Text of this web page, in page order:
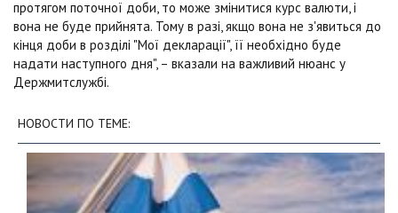
протягом поточної доби, то може змінитися курс валюти, і
вона не буде прийнята. Тому в разі, якщо вона не з'явиться до
кінця доби в розділі "Мої декларації", її необхідно буде
надати наступного дня", – вказали на важливий нюанс у
Держмитслужбі.
НОВОСТИ ПО ТЕМЕ: